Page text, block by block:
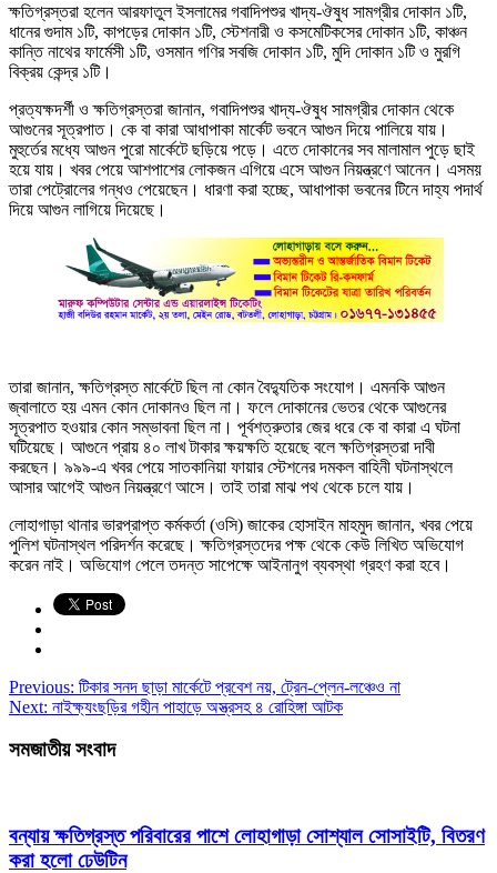
ক্ষতিগ্রস্তরা হলেন আরফাতুল ইসলামের গবাদিপশুর খাদ্য-ঔষুধ সামগ্রীর দোকান ১টি,
ধানের গুদাম ১টি, কাপড়ের দোকান ১টি, স্টেশনারী ও কসমেটিকসের দোকান ১টি, কাঞ্চন
কান্তি নাথের ফার্মেসী ১টি, ওসমান গণির সবজি দোকান ১টি, মুদি দোকান ১টি ও মুরগি
বিক্রয় কেন্দ্র ১টি।
প্রত্যক্ষদর্শী ও ক্ষতিগ্রস্তরা জানান, গবাদিপশুর খাদ্য-ঔষুধ সামগ্রীর দোকান থেকে
আগুনের সূত্রপাত। কে বা কারা আধাপাকা মার্কেট ভবনে আগুন দিয়ে পালিয়ে যায়।
মুহুর্তের মধ্যে আগুন পুরো মার্কেটে ছড়িয়ে পড়ে। এতে দোকানের সব মালামাল পুড়ে ছাই
হয়ে যায়। খবর পেয়ে আশপাশের লোকজন এগিয়ে এসে আগুন নিয়ন্ত্রণে আনেন। এসময়
তারা পেট্রোলের গন্ধও পেয়েছেন। ধারণা করা হচ্ছে, আধাপাকা ভবনের টিনে দাহ্য পদার্থ
দিয়ে আগুন লাগিয়ে দিয়েছে।
তারা জানান, ক্ষতিগ্রস্ত মার্কেটে ছিল না কোন বৈদ্যুতিক সংযোগ। এমনকি আগুন
জ্বালাতে হয় এমন কোন দোকানও ছিল না। ফলে দোকানের ভেতর থেকে আগুনের
সূত্রপাত হওয়ার কোন সম্ভাবনা ছিল না। পূর্বশত্রুতার জের ধরে কে বা কারা এ ঘটনা
ঘটিয়েছে। আগুনে প্রায় ৪০ লাখ টাকার ক্ষয়ক্ষতি হয়েছে বলে ক্ষতিগ্রস্তরা দাবী
করছেন। ৯৯৯-এ খবর পেয়ে সাতকানিয়া ফায়ার স্টেশনের দমকল বাহিনী ঘটনাস্থলে
আসার আগেই আগুন নিয়ন্ত্রণে আসে। তাই তারা মাঝ পথ থেকে চলে যায়।
লোহাগাড়া থানার ভারপ্রাপ্ত কর্মকর্তা (ওসি) জাকের হোসাইন মাহমুদ জানান, খবর পেয়ে
পুলিশ ঘটনাস্থল পরিদর্শন করেছে। ক্ষতিগ্রস্তদের পক্ষ থেকে কেউ লিখিত অভিযোগ
করেন নাই। অভিযোগ পেলে তদন্ত সাপেক্ষে আইনানুগ ব্যবস্থা গ্রহণ করা হবে।
Previous: টিকার সনদ ছাড়া মার্কেটে প্রবেশ নয়, ট্রেন-প্লেন-লঞ্চেও না
Next: নাইক্ষ্যংছড়ির গহীন পাহাড়ে অস্ত্রসহ ৪ রোহিঙ্গা আটক
সমজাতীয় সংবাদ
বন্যায় ক্ষতিগ্রস্ত পরিবারের পাশে লোহাগাড়া সোশ্যাল সোসাইটি, বিতরণ
করা হলো ঢেউটিন